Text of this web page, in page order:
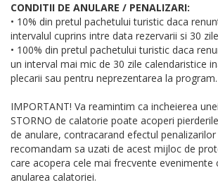
CONDITII DE ANULARE / PENALIZARI:
• 10% din pretul pachetului turistic daca
intervalul cuprins intre data rezervarii si 30
• 100% din pretul pachetului turistic daca
un interval mai mic de 30 zile calendaristice
plecarii sau pentru neprezentarea la program.
IMPORTANT! Va reamintim ca incheierea
STORNO de calatorie poate acoperi
de anulare, contracarand efectul penalizarilor
recomandam sa uzati de acest mijloc de
care acopera cele mai frecvente evenimente
anularea calatoriei.